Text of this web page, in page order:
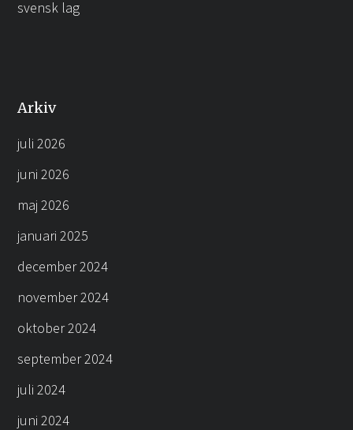
svensk lag
Arkiv
juli 2026
juni 2026
maj 2026
januari 2025
december 2024
november 2024
oktober 2024
september 2024
juli 2024
juni 2024